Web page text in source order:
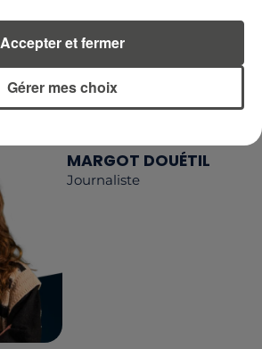
MARGOT DOUÉTIL
Journaliste
Gérer mes choix
Accepter et fermer